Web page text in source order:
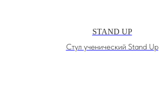
STAND UP
Стул ученический Stand Up